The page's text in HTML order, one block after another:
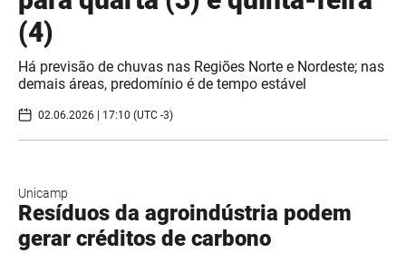
(4)
Há previsão de chuvas nas Regiões Norte e Nordeste; nas
demais áreas, predomínio é de tempo estável
02.06.2026 | 17:10 (UTC -3)
Unicamp
Resíduos da agroindústria podem
gerar créditos de carbono